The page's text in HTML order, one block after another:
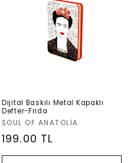
Dijital Baskılı Metal Kapaklı
Defter-Frida
Satıcı:
SOUL OF ANATOLIA
Normal
fiyat
199.00 TL